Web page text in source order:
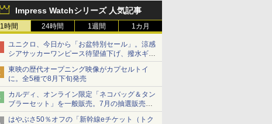
Impress Watchシリーズ 人気記事
1時間 24時間 1週間 1カ月
ユニクロ、今日から「お盆特別セール」。涼感
シアサッカーワンピース待望値下げ、撥水ギア
ショーツは1990円に
東映の歴代オープニング映像がカプセルトイ
に。全5種で8月下旬発売
カルディ、オンライン限定「ネコバッグ＆タン
ブラーセット」を一般販売。7月の抽選販売の
当選無効分
はやぶさ50％オフの「新幹線eチケット（トク